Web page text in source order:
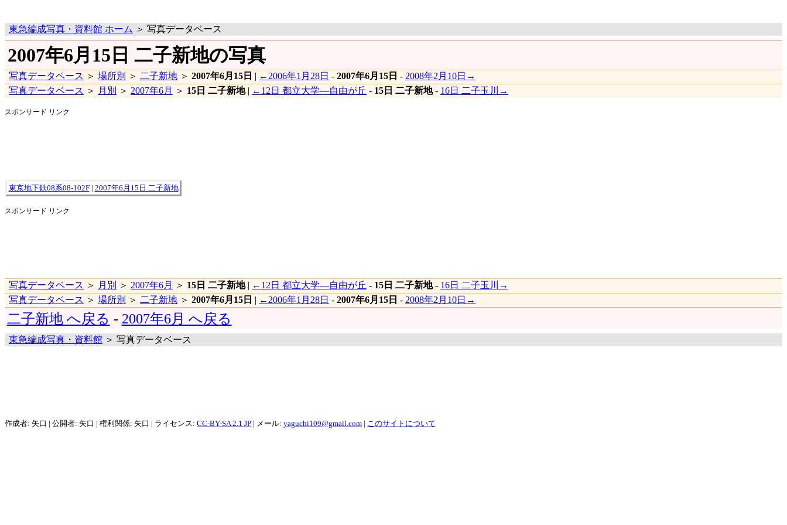
東急編成写真・資料館 ホーム ＞ 写真データベース
2007年6月15日 二子新地の写真
写真データベース ＞ 場所別 ＞ 二子新地 ＞ 2007年6月15日 | ←2006年1月28日 - 2007年6月15日 - 2008年2月10日→
写真データベース ＞ 月別 ＞ 2007年6月 ＞ 15日 二子新地| ←12日 都立大学―自由が丘 - 15日 二子新地- 16日 二子玉川→
スポンサード リンク
東京地下鉄08系08-102F| 2007年6月15日 二子新地
スポンサード リンク
写真データベース ＞ 月別 ＞ 2007年6月 ＞ 15日 二子新地| ←12日 都立大学―自由が丘 - 15日 二子新地- 16日 二子玉川→
写真データベース ＞ 場所別 ＞ 二子新地 ＞ 2007年6月15日 | ←2006年1月28日 - 2007年6月15日 - 2008年2月10日→
二子新地 へ戻る - 2007年6月 へ戻る
東急編成写真・資料館 ＞ 写真データベース
作成者: 矢口 | 公開者: 矢口 | 権利関係: 矢口 | ライセンス: CC-BY-SA 2.1 JP | メール: yaguchi109@gmail.com このサイトについて